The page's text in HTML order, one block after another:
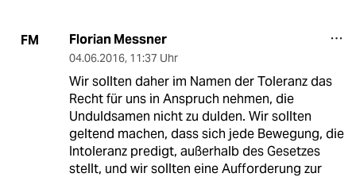
FM Florian Messner
04.06.2016, 11:37 Uhr
Wir sollten daher im Namen der Toleranz das
Recht für uns in Anspruch nehmen, die
Unduldsamen nicht zu dulden. Wir sollten
geltend machen, dass sich jede Bewegung, die
Intoleranz predigt, außerhalb des Gesetzes
stellt, und wir sollten eine Aufforderung zur